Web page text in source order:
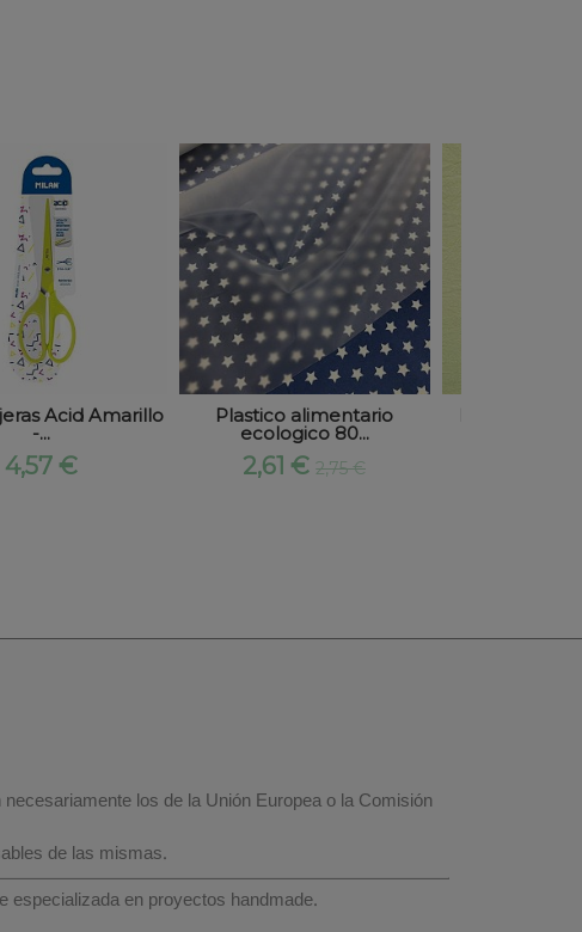
Acid Amarillo
-...
4,57 €
Plastico alimentario
ecologico 80...
2,61 €2,75 €
los de la Unión Europea o la Comisión
de las mismas.
en proyectos handmade.